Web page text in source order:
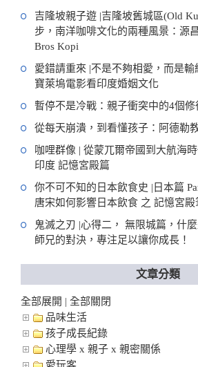
吉隆坡親子遊 |吉隆坡舊城區(Old
步，南洋咖啡文化的兩種風景：源
Bros Kopi
愛錯請重來 |不是不夠相愛，而是
寶萊塢電影看印度婚姻文化
暫停不是冷戰：親子衝突中的4個修
從每天崩潰，到看懂孩子：阿德勒
咖哩群像 | 從蒙兀爾帝國到大航海
印度 記憶宮殿篇
你不可不知的日本飲食史 |日本篇
唐宋如何影響日本飲食 之 記憶宮殿
鬼滅之刃 |心得二， 無限城篇，什
師兄的對決，專注足以讓你成長！
文章分類
全部展開 | 全部關閉
品味生活
孩子成長紀錄
心理學 x 親子 x 親密關係
愛玩客